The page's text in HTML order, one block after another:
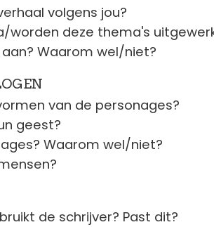
volgens jou?
worden deze thema's
Waarom wel/niet?
van de personages?
geest?
Waarom wel/niet?
de schrijver? Past dit?